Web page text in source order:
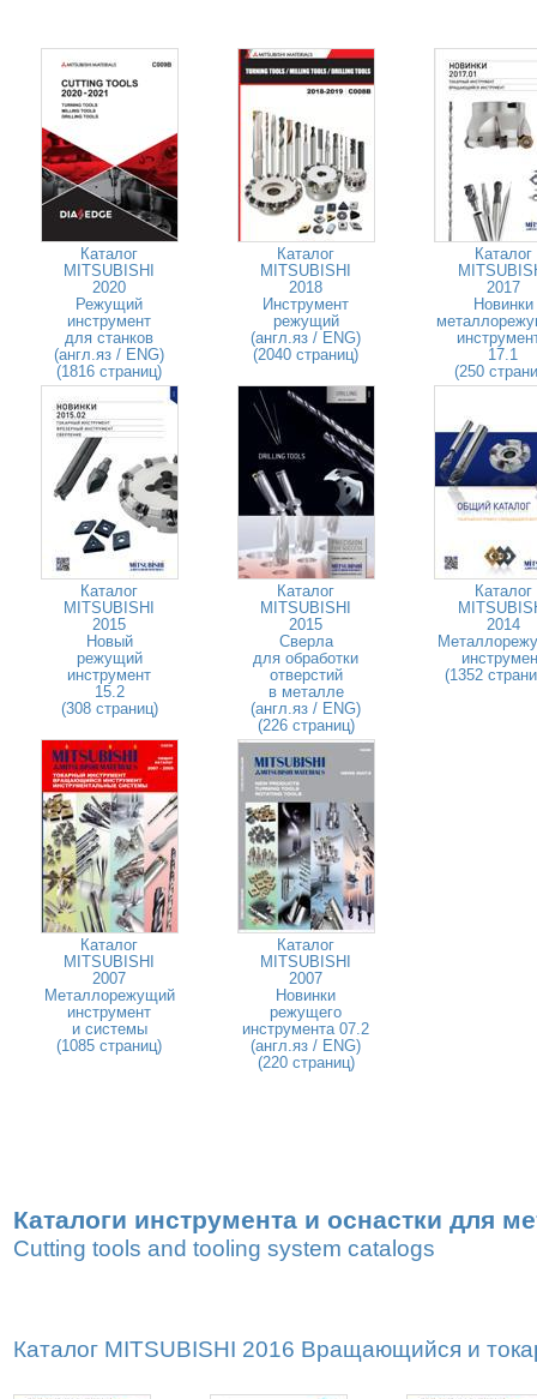
Каталог
MITSUBISHI
2020
Режущий
инструмент
для станков
(англ.яз / ENG)
(1816 страниц)
Каталог
MITSUBISHI
2018
Инструмент
режущий
(англ.яз / ENG)
(2040 страниц)
Каталог
2017
Новинки
17.1
(250
Каталог
MITSUBISHI
2015
Новый
режущий
инструмент
15.2
(308 страниц)
Каталог
MITSUBISHI
2015
Сверла
для обработки
отверстий
в металле
(англ.яз / ENG)
(226 страниц)
Каталог
2014
(1352
Каталог
MITSUBISHI
2007
Металлорежущий
инструмент
и системы
(1085 страниц)
Каталог
MITSUBISHI
2007
Новинки
режущего
инструмента 07.2
(англ.яз / ENG)
(220 страниц)
Каталоги инструмента и оснастки для
Cutting tools and tooling system catalogs
Каталог MITSUBISHI 2016 Вращающийся и